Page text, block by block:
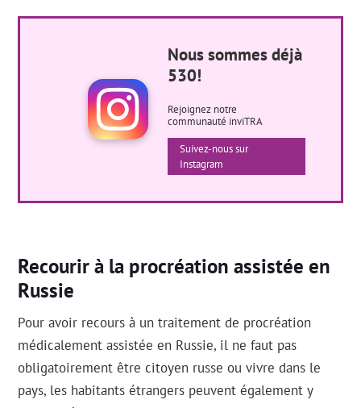
Nous sommes déjà
530!
Rejoignez notre
communauté inviTRA
Suivez-nous sur
Instagram
Recourir à la procréation assistée en
Russie
Pour avoir recours à un traitement de procréation
médicalement assistée en Russie, il ne faut pas
obligatoirement être citoyen russe ou vivre dans le
pays, les habitants étrangers peuvent également y